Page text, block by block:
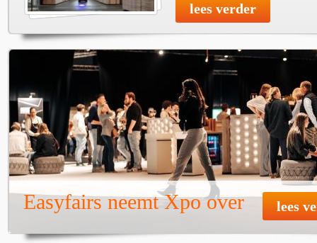
lees verder
Easyfairs neemt Xpo over lees